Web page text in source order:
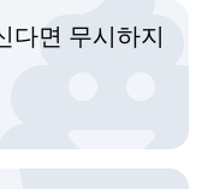
다면 무시하지